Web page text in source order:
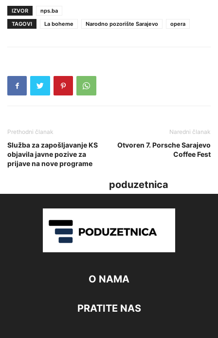
IZVOR
nps.ba
TAGOVI
La boheme Narodno pozorište Sarajevo opera
Prethodni članak
Služba za zapošljavanje KS
objavila javne pozive za
prijave na nove programe
Naredni članak
Otvoren 7. Porsche Sarajevo
Coffee Fest
poduzetnica
O NAMA
PRATITE NAS